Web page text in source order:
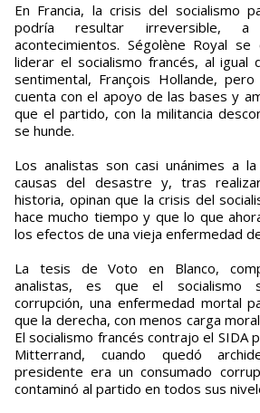
En Francia, la crisis del socialismo
podría resultar irreversible,
acontecimientos. Ségolène Royal
liderar el socialismo francés, al igual
sentimental, François Hollande,
cuenta con el apoyo de las bases y
que el partido, con la militancia
se hunde.
Los analistas son casi unánimes a
causas del desastre y, tras
historia, opinan que la crisis del
hace mucho tiempo y que lo que
los efectos de una vieja enfermedad
La tesis de Voto en Blanco,
analistas, es que el socialismo
corrupción, una enfermedad mortal
que la derecha, con menos carga
El socialismo francés contrajo el SIDA
Mitterrand, cuando quedó
presidente era un consumado
contaminó al partido en todos sus